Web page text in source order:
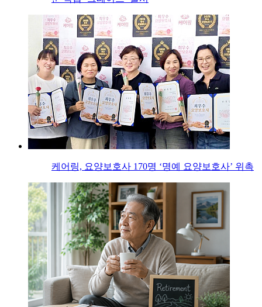
케어링, 요양보호사 170명 ‘명예 요양보호사’ 위촉